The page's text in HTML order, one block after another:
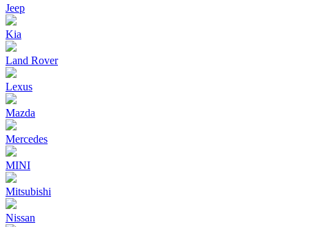
Jeep
Kia
Land Rover
Lexus
Mazda
Mercedes
MINI
Mitsubishi
Nissan